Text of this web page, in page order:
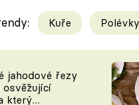
ŠÉF!
Kuře
jahodové řezy
který